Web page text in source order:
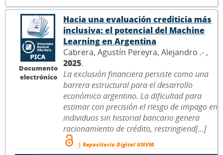
Documento
electrónico
Hacia una evaluación crediticia más
inclusiva: el potencial del Machine
Learning en Argentina
Cabrera, Agustín Pereyra, Alejandro .- ,
2025.
La exclusión financiera persiste como una
barrera estructural para el desarrollo
económico argentino. La dificultad para
estimar con precisión el riesgo de impago en
individuos sin historial bancario genera
racionamiento de crédito, restringiend[...]
| Repositorio Digital UNVM.